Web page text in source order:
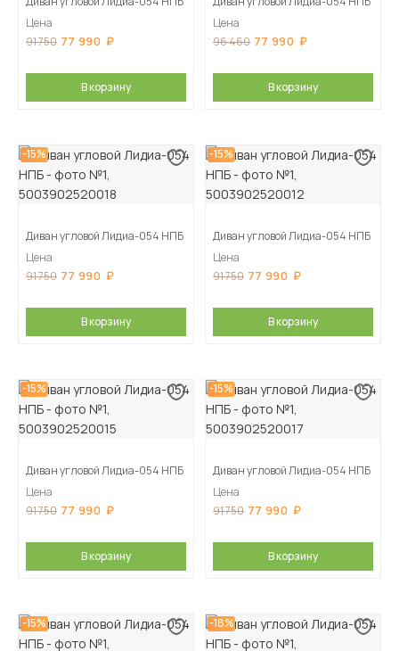
Цена
91 750 77 990
В корзину
Цена
96 460 77 990
В корзину
-15%
Диван угловой Лидиа-054 НПБ
Цена
91 750 77 990
В корзину
-15%
Диван угловой Лидиа-054 НПБ
Цена
91 750 77 990
В корзину
-15%
Диван угловой Лидиа-054 НПБ
Цена
91 750 77 990
В корзину
-15%
Диван угловой Лидиа-054 НПБ
Цена
91 750 77 990
В корзину
-15% -18%